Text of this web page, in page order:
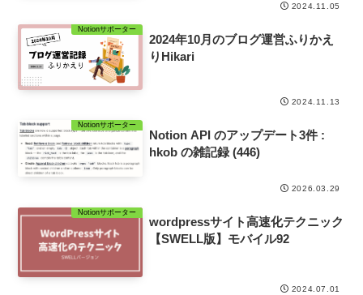
2024.11.05
Notionサポーター
2024年10月のブログ運営ふりかえ
りHikari
2024.11.13
Notionサポーター
Notion API のアップデート3件 :
hkob の雑記録 (446)
2026.03.29
Notionサポーター
wordpressサイト高速化テクニック
【SWELL版】モバイル92
2024.07.01